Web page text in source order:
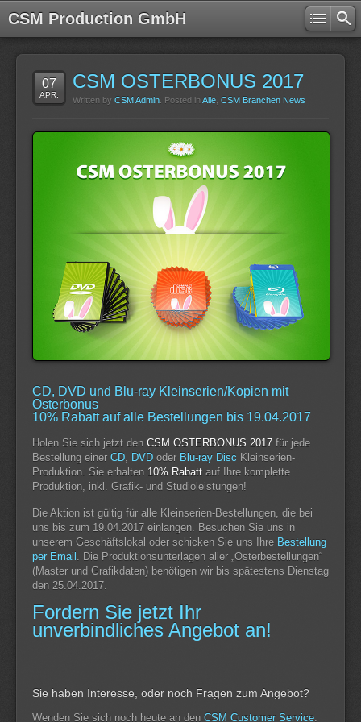
CSM Production GmbH
07
APR.
CSM OSTERBONUS 2017
Written by CSM Admin . Posted in Alle CSM Branchen News
CD, DVD und Blu-ray Kleinserien/Kopien mit
Osterbonus
10% Rabatt auf alle Bestellungen bis 19.04.2017
Holen Sie sich jetzt den CSM OSTERBONUS 2017 für jede
Bestellung einer CD DVD oder Blu-ray Disc Kleinserien-
Produktion. Sie erhalten 10% Rabatt auf Ihre komplette
Produktion, inkl. Grafik- und Studioleistungen!
Die Aktion ist gültig für alle Kleinserien-Bestellungen, die bei
uns bis zum 19.04.2017 einlangen. Besuchen Sie uns in
unserem Geschäftslokal oder schicken Sie uns Ihre Bestellung
per Email
. Die Produktionsunterlagen aller „Osterbestellungen“
(Master und Grafikdaten) benötigen wir bis spätestens Dienstag
den 25.04.2017.
Fordern Sie jetzt Ihr
unverbindliches Angebot an!
Sie haben Interesse, oder noch Fragen zum Angebot?
Wenden Sie sich noch heute an den CSM Customer Service